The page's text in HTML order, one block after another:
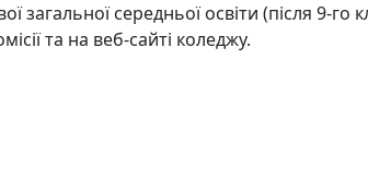
загальної середньої освіти (після 9-
та на веб-сайті коледжу.